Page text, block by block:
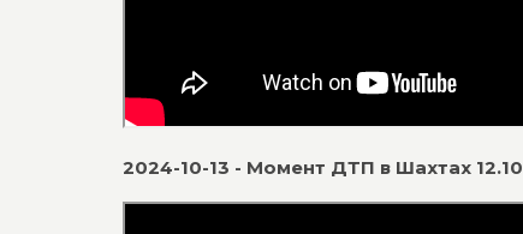
2024-10-13 - Момент ДТП в Шахтах 12.10